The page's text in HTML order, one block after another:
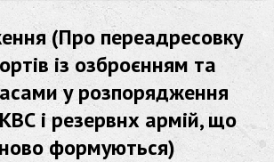
(Про переадресовку
із озброєнням та
у розпорядження
і резервнх армій, що
формуються)